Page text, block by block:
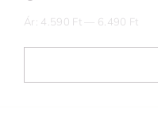
Ár: 4.590 Ft 6.490 Ft